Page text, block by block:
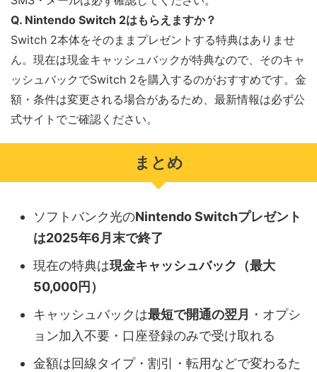
Q. Nintendo Switch 2はもらえますか？
Switch 2本体をそのままプレゼントする特典はありませ
ん。現在は現金キャッシュバックが特典なので、そのキャ
ッシュバックでSwitch 2を購入するのがおすすめです。金
額・条件は変更される場合があるため、最新情報は必ず公
式サイトでご確認ください。
まとめ
ソフトバンク光のNintendo Switchプレゼント
は2025年6月末で終了
現在の特典は現金キャッシュバック（最大
50,000円）
キャッシュバックは最短で開通の翌月 ・オプシ
ョン加入不要・口座登録のみで受け取れる
金額は回線タイプ・割引・転用などで変わるた